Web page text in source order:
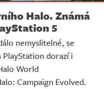
Halo. Známá
5
nemyslitelné, se
dorazí i
World
Campaign Evolved.